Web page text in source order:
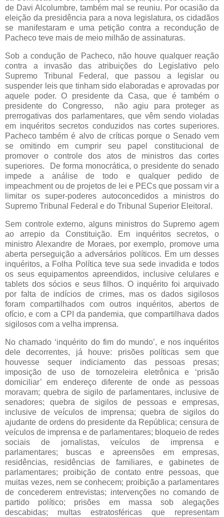
de Davi Alcolumbre, também mal se reuniu. Por ocasião da
eleição da presidência para a nova legislatura, os cidadãos
se manifestaram e uma petição contra a recondução de
Pacheco teve mais de meio milhão de assinaturas.
Sob a condução de Pacheco, não houve qualquer reação
contra a invasão das atribuições do Legislativo pelo
Supremo Tribunal Federal, que passou a legislar ou
suspender leis que tinham sido elaboradas e aprovadas por
aquele poder. O presidente da Casa, que é também o
presidente do Congresso, não agiu para proteger as
prerrogativas dos parlamentares, que vêm sendo violadas
em inquéritos secretos conduzidos nas cortes superiores.
Pacheco também é alvo de críticas porque o Senado vem
se omitindo em cumprir seu papel constitucional de
promover o controle dos atos de ministros das cortes
superiores. De forma monocrática, o presidente do senado
impede a análise de todo e qualquer pedido de
impeachment ou de projetos de lei e PECs que possam vir a
limitar os super-poderes autoconcedidos a ministros do
Supremo Tribunal Federal e do Tribunal Superior Eleitoral.
Sem controle externo, alguns ministros do Supremo agem
ao arrepio da Constituição. Em inquéritos secretos, o
ministro Alexandre de Moraes, por exemplo, promove uma
aberta perseguição a adversários políticos. Em um desses
inquéritos, a Folha Política teve sua sede invadida e todos
os seus equipamentos apreendidos, inclusive celulares e
tablets dos sócios e seus filhos. O inquérito foi arquivado
por falta de indícios de crimes, mas os dados sigilosos
foram compartilhados com outros inquéritos, abertos de
ofício, e com a CPI da pandemia, que compartilhava dados
sigilosos com a velha imprensa.
No chamado ‘inquérito do fim do mundo’, e nos inquéritos
dele decorrentes, já houve: prisões políticas sem que
houvesse sequer indiciamento das pessoas presas;
imposição de uso de tornozeleira eletrônica e ‘prisão
domiciliar’ em endereço diferente de onde as pessoas
moravam; quebra de sigilo de parlamentares, inclusive de
senadores; quebra de sigilos de pessoas e empresas,
inclusive de veículos de imprensa; quebra de sigilos do
ajudante de ordens do presidente da República; censura de
veículos de imprensa e de parlamentares; bloqueio de redes
sociais de jornalistas, veículos de imprensa e
parlamentares; buscas e apreensões em empresas,
residências, residências de familiares, e gabinetes de
parlamentares; proibição de contato entre pessoas, que
muitas vezes, nem se conhecem; proibição a parlamentares
de concederem entrevistas; intervenções no comando de
partido político; prisões em massa sob alegações
descabidas; multas estratosféricas que representam